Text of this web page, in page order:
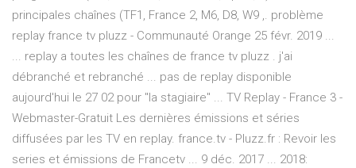
principales chaînes (TF1, France 2, M6, D8, W9 ,. problème
replay france tv pluzz - Communauté Orange 25 févr. 2019 ...
... replay a toutes les chaînes de france tv pluzz . j'ai
débranché et rebranché ... pas de replay disponible
aujourd'hui le 27 02 pour "la stagiaire" ... TV Replay - France 3 -
Webmaster-Gratuit Les dernières émissions et séries
diffusées par les TV en replay. france.tv - Pluzz.fr : Revoir les
series et émissions de Francetv ... 9 déc. 2017 ... 2018: